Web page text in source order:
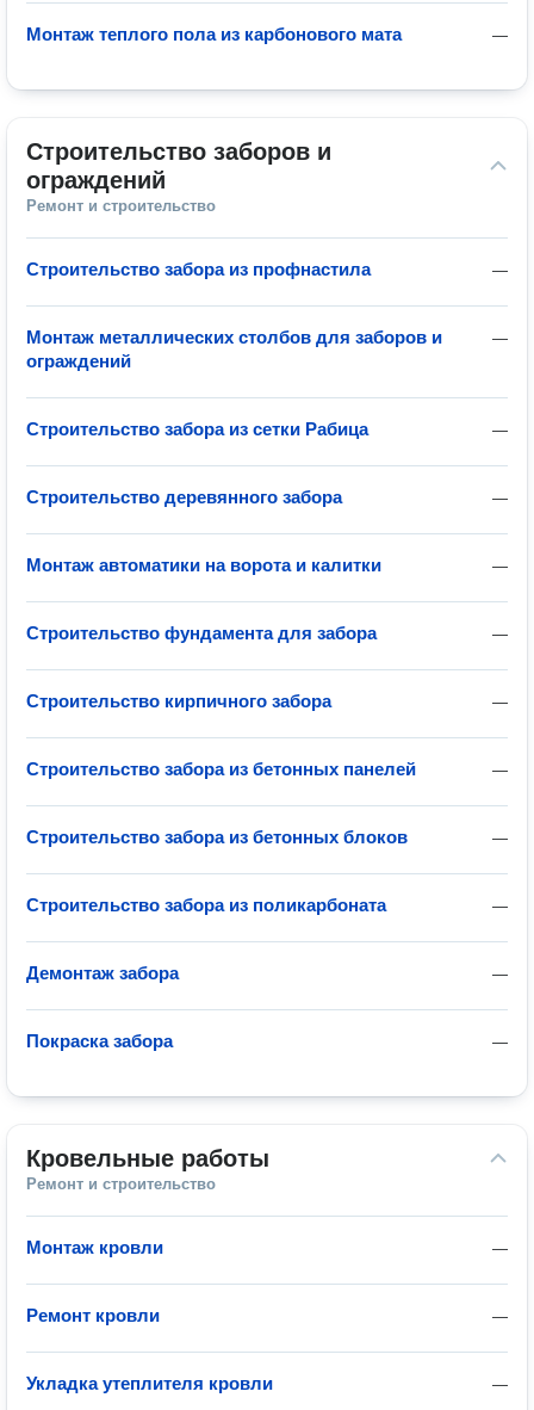
—
Монтаж теплого пола из карбонового мата
Строительство заборов и
ограждений
Ремонт и строительство
—
Строительство забора из профнастила
—
Монтаж металлических столбов для заборов и
ограждений
—
Строительство забора из сетки Рабица
—
Строительство деревянного забора
—
Монтаж автоматики на ворота и калитки
—
Строительство фундамента для забора
—
Строительство кирпичного забора
—
Строительство забора из бетонных панелей
—
Строительство забора из бетонных блоков
—
Строительство забора из поликарбоната
—
Демонтаж забора
—
Покраска забора
Кровельные работы
Ремонт и строительство
—
Монтаж кровли
—
Ремонт кровли
—
Укладка утеплителя кровли